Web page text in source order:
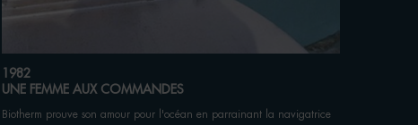
1982​
UNE FEMME AUX COMMANDES
Biotherm prouve son amour pour l'océan en parrainant la navigatrice